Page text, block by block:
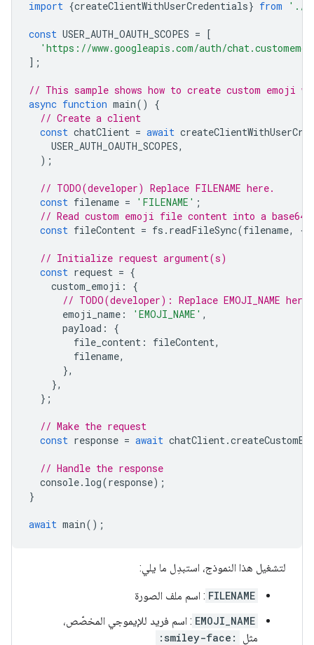
import {createClientWithUserCredentials} from './
const USER_AUTH_OAUTH_SCOPES = [
'https://www.googleapis.com/auth/
];
// This sample shows how to create custom emoji
async function main()
{
// Create a client
const chatClient = await
USER_AUTH_OAUTH_SCOPES,
);
// TODO(developer) Replace FILENAME here.
const filename = 'FILENAME' ;
// Read custom emoji file content into a base64
const fileContent = fs . readFileSync(filename, {
// Initialize request argument(s)
const request = {
custom_emoji :
{
// TODO(developer): Replace EMOJI_NAME here.
emoji_name : 'EMOJI_NAME' ,
payload :
{
file_content : fileContent,
filename,
},
},
};
// Make the request
const response = await chatClient.
// Handle the response
console. log(response);
}
await main();
لتشغيل هذا النموذج، استبدِل ما يلي:
FILENAME : اسم ملف الصورة
EMOJI_NAME : اسم فريد للإيموجي المخصّص،
مثل
:smiley-face: